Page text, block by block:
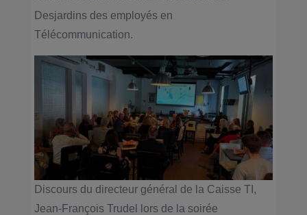
Desjardins des employés en
Télécommunication.
Discours du directeur général de la Caisse TI,
Jean-François Trudel lors de la soirée